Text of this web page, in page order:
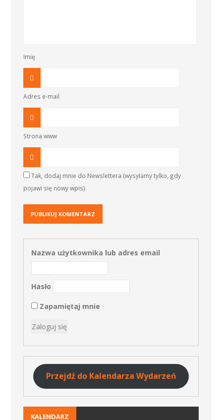
Imię
Adres e-mail
Strona www
Tak, dodaj mnie do Newslettera (wysyłamy tylko, gdy
pojawi się nowy wpis).
Nazwa użytkownika lub adres email
Hasło
Zapamiętaj mnie
Przejdź do Kalendarza Wydarzeń
KALENDARZ